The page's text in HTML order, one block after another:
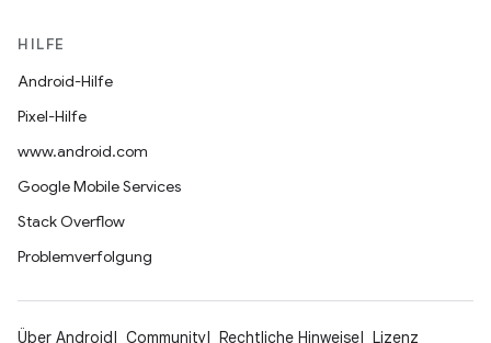
HILFE
Android-Hilfe
Pixel-Hilfe
www.android.com
Google Mobile Services
Stack Overflow
Problemverfolgung
Über Android Community Rechtliche Hinweise Lizenz